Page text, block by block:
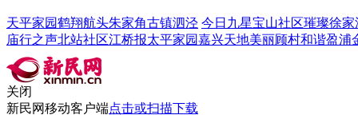
天平家园鹤翔航头朱家角古镇泗泾 今日九星宝山社区璀璨徐家
庙行之声北站社区江桥报太平家园嘉兴天地美丽顾村和谐盈浦
首页 | 头条 | 上海
关闭
新民网移动客户端点击或扫描下载